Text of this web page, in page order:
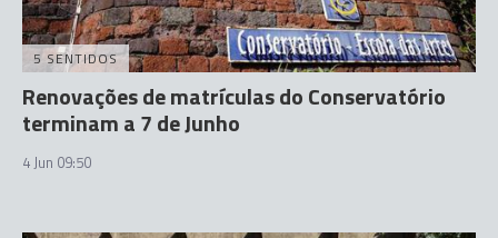
5 SENTIDOS
Renovações de matrículas do Conservatório
terminam a 7 de Junho
4 Jun 09:50